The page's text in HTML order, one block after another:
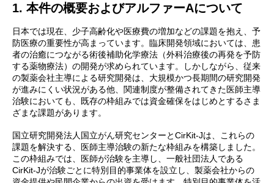
1. 本件の概要およびアルファーAについて
日本では現在、少子高齢化や医療費の増加などの課題を抱え、予
防医療の重要性が高まっています。臨床開発領域においては、患
者の治癒につながる術後補助化学療法（外科治療後の再発を予防
する薬物療法）の開発が求められています。しかしながら、従来
の製薬会社主導による研究開発は、大規模かつ長期間の研究開発
が進みにくい状況がある他、関連制度が整備されてきた医師主導
治験においても、既存の枠組みでは資金確保をはじめとするさま
ざまな課題があります。
国立研究開発法人国立がん研究センターとCirKit-Jは、これらの
課題を解決する、医師主導治験の新たな枠組みを構築しました。
この枠組みでは、医師が治験を主導し、一般社団法人である
CirKit-Jが治験ごとに特別目的事業体を設立し、製薬会社からの